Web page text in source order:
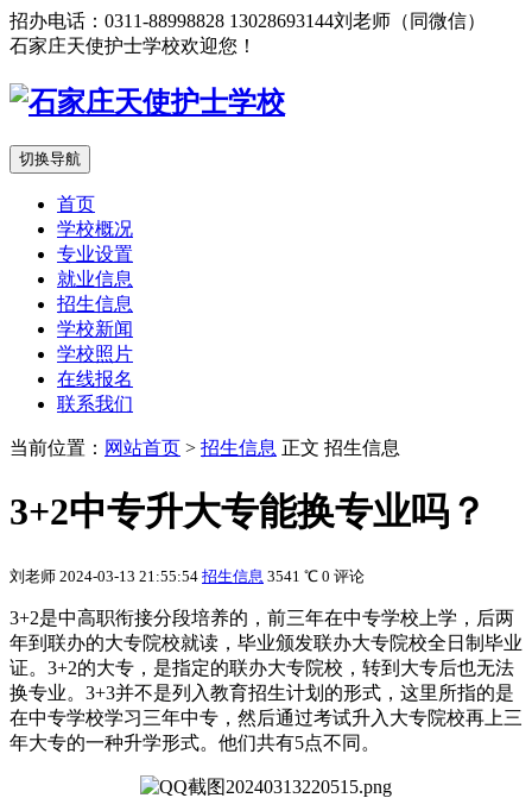
招办电话：0311-88998828 13028693144刘老师（同微信）
石家庄天使护士学校欢迎您！
切换导航
首页
学校概况
专业设置
就业信息
招生信息
学校新闻
学校照片
在线报名
联系我们
当前位置： 网站首页 > 招生信息 正文 招生信息
3+2中专升大专能换专业吗？
刘老师 2024-03-13 21:55:54 招生信息 3541 ℃ 0 评论
3+2是中高职衔接分段培养的，前三年在中专学校上学，后两
年到联办的大专院校就读，毕业颁发联办大专院校全日制毕业
证。3+2的大专，是指定的联办大专院校，转到大专后也无法
换专业。3+3并不是列入教育招生计划的形式，这里所指的是
在中专学校学习三年中专，然后通过考试升入大专院校再上三
年大专的一种升学形式。他们共有5点不同。